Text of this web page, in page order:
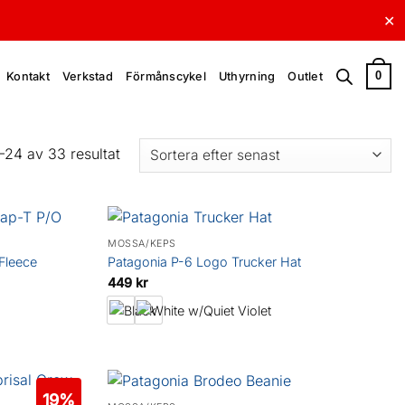
✕
Kontakt Verkstad Förmånscykel Uthyrning Outlet 0
av 33 resultatSortera
efter
MÖSSA/KEPS
Patagonia P-6 Logo Trucker Hat
449 kr
19%